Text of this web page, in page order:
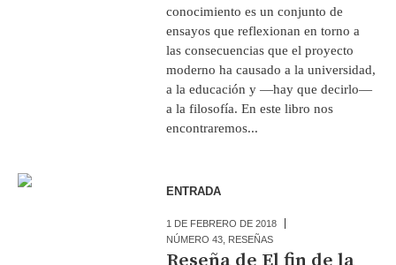
conocimiento es un conjunto de
ensayos que reflexionan en torno a
las consecuencias que el proyecto
moderno ha causado a la universidad,
a la educación y —hay que decirlo—
a la filosofía. En este libro nos
encontraremos...
ENTRADA
1 DE FEBRERO DE 2018
NÚMERO 43 RESEÑAS
Reseña de El fin de la